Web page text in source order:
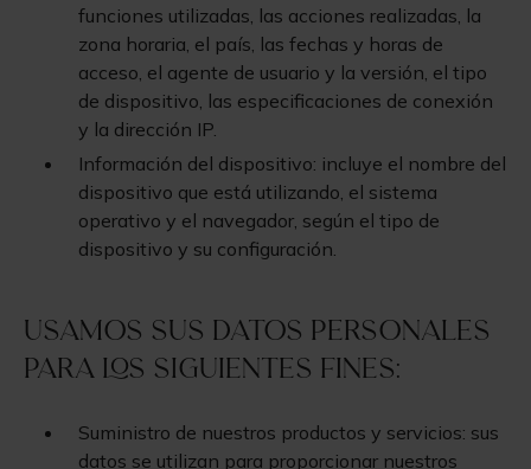
funciones utilizadas, las acciones realizadas, la
zona horaria, el país, las fechas y horas de
acceso, el agente de usuario y la versión, el tipo
de dispositivo, las especificaciones de conexión
y la dirección IP.
Información del dispositivo: incluye el nombre del
dispositivo que está utilizando, el sistema
operativo y el navegador, según el tipo de
dispositivo y su configuración.
Usamos sus datos personales
para los siguientes fines:
Suministro de nuestros productos y servicios: sus
datos se utilizan para proporcionar nuestros